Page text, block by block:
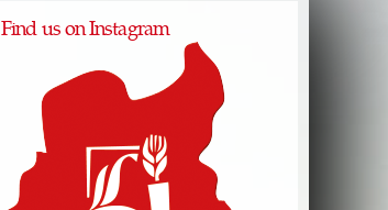
Find us on Instagram